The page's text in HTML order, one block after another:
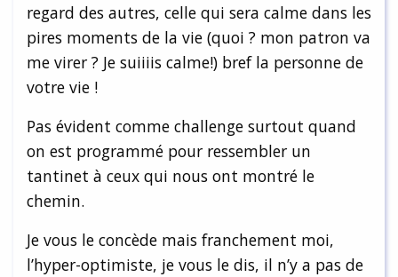
regard des autres, celle qui sera calme dans les
pires moments de la vie (quoi ? mon patron va
me virer ? Je suiiiis calme!) bref la personne de
votre vie !
Pas évident comme challenge surtout quand
on est programmé pour ressembler un
tantinet à ceux qui nous ont montré le
chemin.
Je vous le concède mais franchement moi,
l’hyper-optimiste, je vous le dis, il n’y a pas de